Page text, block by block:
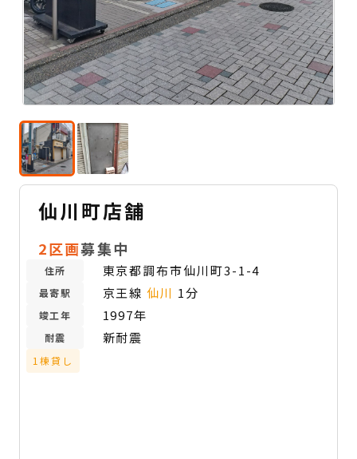
仙川町店舗
2区画募集中
住所 東京都調布市仙川町3-1-4
最寄駅 京王線仙川 1分
竣工年 1997年
耐震 新耐震
1棟貸し